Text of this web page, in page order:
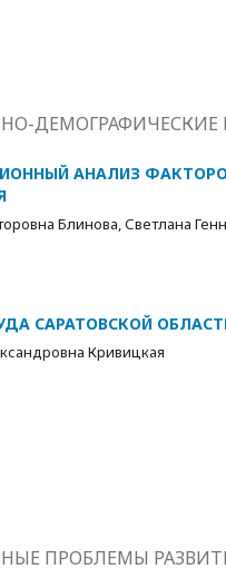
ДЕМОГРАФИЧЕСКИЕ
АНАЛИЗ
Блинова, Светлана
САРАТОВСКОЙ
Кривицкая
ПРОБЛЕМЫ